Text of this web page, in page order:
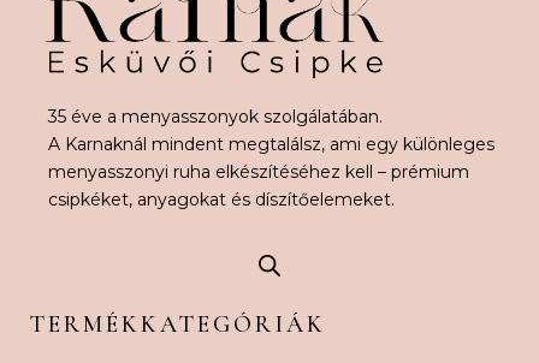
35 éve a menyasszonyok szolgálatában.
A Karnaknál mindent megtalálsz, ami egy különleges
menyasszonyi ruha elkészítéséhez kell – prémium
csipkéket, anyagokat és díszítőelemeket.
TERMÉKKATEGÓRIÁK